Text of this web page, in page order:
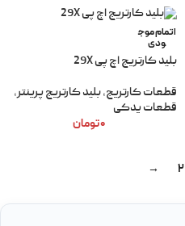
اتمام موج
ودی
بلید کارتریج اچ پی 29X
قطعات کارتریج,بلید کارتریج پرینتر,
قطعات یدکی
۰تومان
2
→